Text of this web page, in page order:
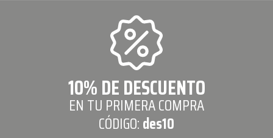
10% DE DESCUENTO
EN TU PRIMERA COMPRA
CÓDIGO:des10